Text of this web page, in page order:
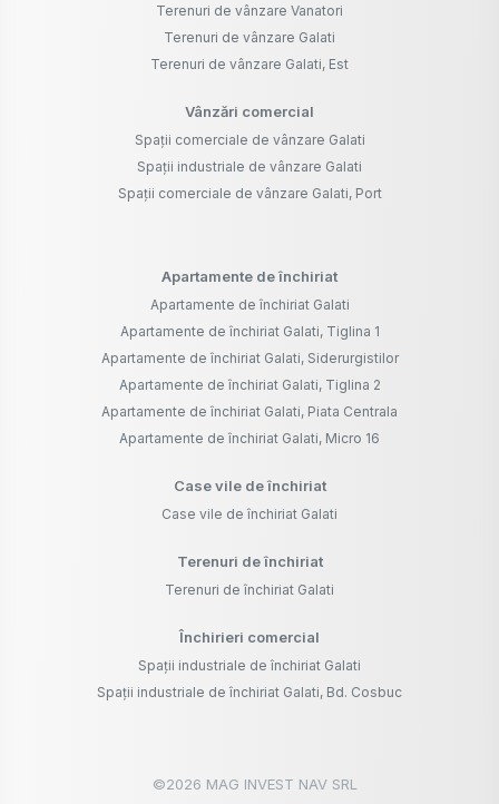
Terenuri de vânzare Vanatori
Terenuri de vânzare Galati
Terenuri de vânzare Galati, Est
Vânzări comercial
Spații comerciale de vânzare Galati
Spații industriale de vânzare Galati
Spații comerciale de vânzare Galati, Port
Apartamente de închiriat
Apartamente de închiriat Galati
Apartamente de închiriat Galati, Tiglina 1
Apartamente de închiriat Galati, Siderurgistilor
Apartamente de închiriat Galati, Tiglina 2
Apartamente de închiriat Galati, Piata Centrala
Apartamente de închiriat Galati, Micro 16
Case vile de închiriat
Case vile de închiriat Galati
Terenuri de închiriat
Terenuri de închiriat Galati
Închirieri comercial
Spații industriale de închiriat Galati
Spații industriale de închiriat Galati, Bd. Cosbuc
©2026 MAG INVEST NAV SRL